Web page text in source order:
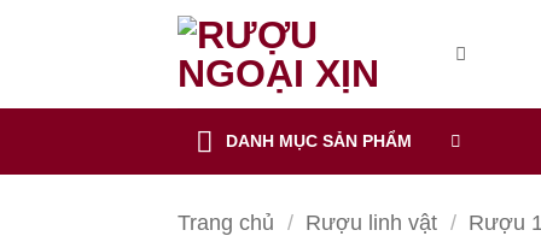
CẢNH BÁO!
Các sản phẩm rượu không dành cho người dưới 18 tuổi và
Bạn có chắc chắn bạn muốn tiếp tục truy cập trang web hay
dung
DANH MỤC SẢN PHẨM
Trang chủ / Rượu linh vật / Rượu